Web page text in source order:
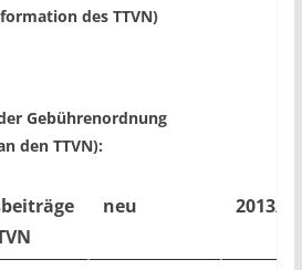
des TTVN)
Gebührenordnung
den TTVN):
neu 2013/14